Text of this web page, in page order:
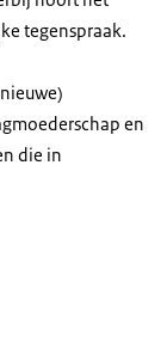
tegenspraak.
en
die in